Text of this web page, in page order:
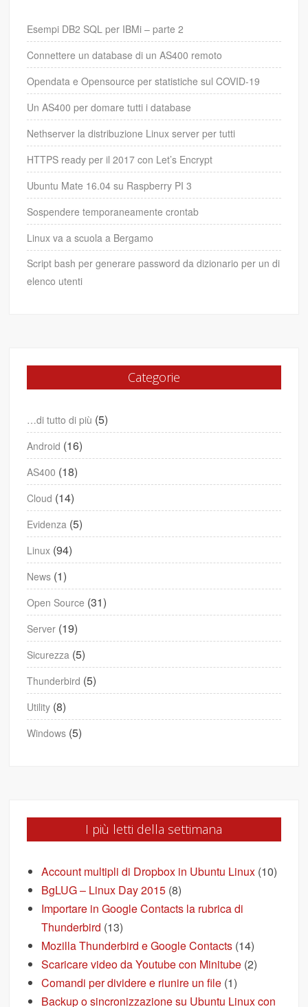
Esempi DB2 SQL per IBMi – parte 2
Connettere un database di un AS400 remoto
Opendata e Opensource per statistiche sul COVID-19
Un AS400 per domare tutti i database
Nethserver la distribuzione Linux server per tutti
HTTPS ready per il 2017 con Let’s Encrypt
Ubuntu Mate 16.04 su Raspberry PI 3
Sospendere temporaneamente crontab
Linux va a scuola a Bergamo
Script bash per generare password da dizionario per un di
elenco utenti
Categorie
…di tutto di più (5)
Android (16)
AS400 (18)
Cloud (14)
Evidenza (5)
Linux (94)
News (1)
Open Source (31)
Server (19)
Sicurezza (5)
Thunderbird (5)
Utility (8)
Windows (5)
I più letti della settimana
Account multipli di Dropbox in Ubuntu Linux (10)
BgLUG – Linux Day 2015 (8)
Importare in Google Contacts la rubrica di
Thunderbird (13)
Mozilla Thunderbird e Google Contacts (14)
Scaricare video da Youtube con Minitube (2)
Comandi per dividere e riunire un file (1)
Backup o sincronizzazione su Ubuntu Linux con